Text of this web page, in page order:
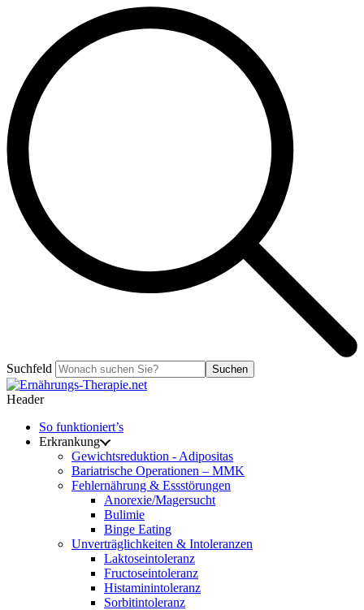
Suchfeld Suchen
Header
So funktioniert’s
Erkrankung
Gewichtsreduktion - Adipositas
Bariatrische Operationen – MMK
Fehlernährung & Essstörungen
Anorexie/Magersucht
Bulimie
Binge Eating
Unverträglichkeiten & Intoleranzen
Laktoseintoleranz
Fructoseintoleranz
Histaminintoleranz
Sorbitintoleranz